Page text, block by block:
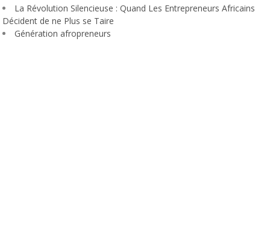
La Révolution Silencieuse : Quand Les Entrepreneurs Africains
Décident de ne Plus se Taire
Génération afropreneurs